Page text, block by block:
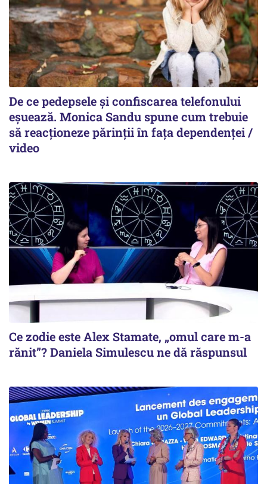
De ce pedepsele și confiscarea telefonului
eșuează. Monica Sandu spune cum trebuie
să reacționeze părinții în fața dependenței /
video
Ce zodie este Alex Stamate, „omul care m-a
rănit”? Daniela Simulescu ne dă răspunsul